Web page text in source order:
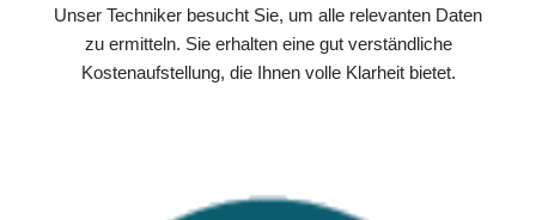
Unser Techniker besucht Sie, um alle relevanten Daten
zu ermitteln. Sie erhalten eine gut verständliche
Kostenaufstellung, die Ihnen volle Klarheit bietet.